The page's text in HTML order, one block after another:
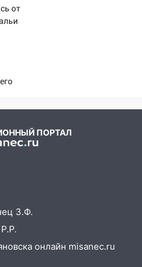
на 6 августа в
пройдет
«Наше время»
в
19-летнюю
горло: в
с судимым
для женщины
без прав
и попала в
от
ПОРТАЛ
З.Ф.
онлайн misanec.ru